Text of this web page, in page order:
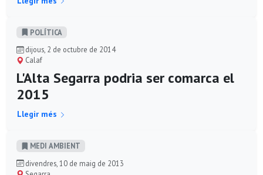
POLÍ­TICA
dijous, 2 de octubre de 2014
Calaf
L'Alta Segarra podria ser comarca el
2015
Llegir més
MEDI AMBIENT
divendres, 10 de maig de 2013